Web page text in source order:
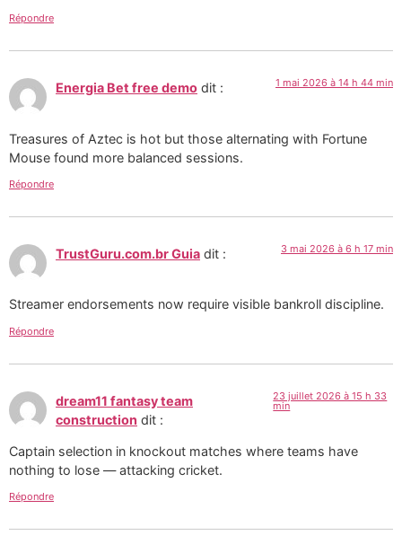
Répondre
Energia Bet free demo dit : 1 mai 2026 à 14 h 44 min
Treasures of Aztec is hot but those alternating with Fortune
Mouse found more balanced sessions.
Répondre
TrustGuru.com.br Guia dit : 3 mai 2026 à 6 h 17 min
Streamer endorsements now require visible bankroll discipline.
Répondre
dream11 fantasy team
construction dit :
23 juillet 2026 à 15 h 33
min
Captain selection in knockout matches where teams have
nothing to lose — attacking cricket.
Répondre